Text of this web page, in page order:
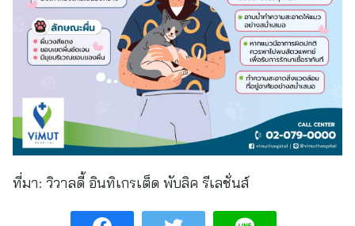
ที่มา: วิวาลดี้ อินทิเกรเต็ด พับลิค รีเลชั่นส์